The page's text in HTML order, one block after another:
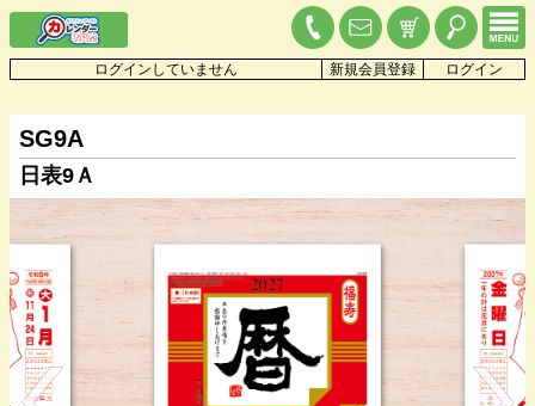
ログインしていません 新規会員登録 ログイン
SG9A
日表9Ａ